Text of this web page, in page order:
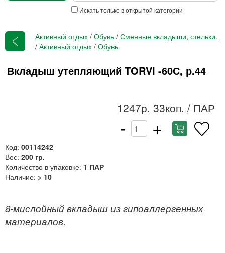
Искать только в открытой категории
Активный отдых / Обувь / Сменные вкладыши, стельки.
/ Активный отдых / Обувь
Вкладыш утепляющий TORVI -60С, р.44
1247р. 33коп. / ПАР
- +
Код: 00114242
Вес: 200 гр.
Количество в упаковке: 1 ПАР
Наличие: > 10
8-мислойный вкладыш из гипоаллергенных
материалов.